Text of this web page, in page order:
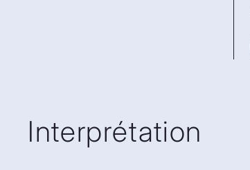
Interprétation